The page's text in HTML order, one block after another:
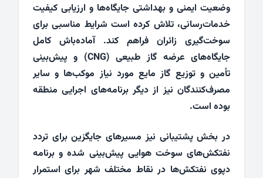
وضعیت ایمنی و بهداشتی جایگاه‌ها و ارزیابی کیفیت
خدمات‌رسانی، تلاش کرده است شرایط مناسبی برای
سوخت‌گیری زائران فراهم کند. آماده‌باش کامل
جایگاه‌های عرضه گاز طبیعی (CNG) و پیش‌بینی
تأمین و توزیع گاز مایع مورد نیاز موکب‌ها و سایر
مصرف‌کنندگان نیز از دیگر برنامه‌های اجرایی منطقه
بوده است.
در بخش پشتیبانی نیز مسیرهای جایگزین برای تردد
نفتکش‌های سوخت هوایی پیش‌بینی شده و برنامه
دپوی نفتکش‌ها در نقاط مختلف شهر برای استمرار